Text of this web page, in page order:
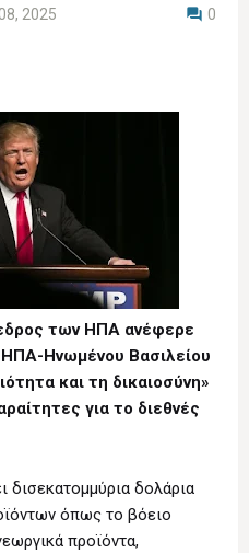
2025 0
των ΗΠΑ ανέφερε
Ηνωμένου Βασιλείου
και τη δικαιοσύνη»
για το διεθνές
δισεκατομμύρια δολάρια
όπως το βόειο
προϊόντα,